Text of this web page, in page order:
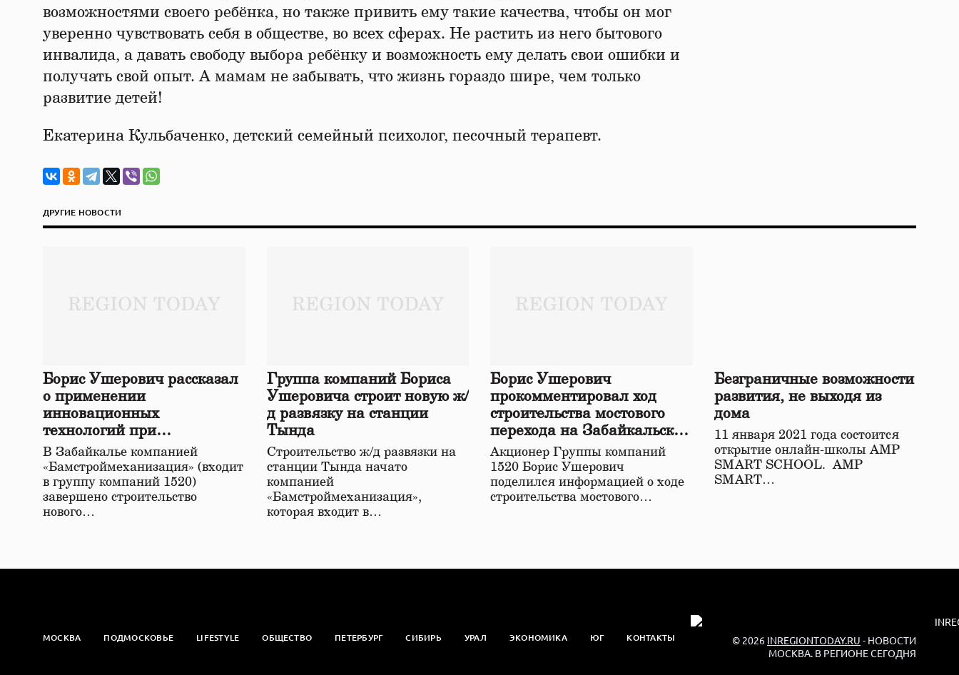
возможностями своего ребёнка, но также привить ему такие качества, чтобы он мог
уверенно чувствовать себя в обществе, во всех сферах. Не растить из него бытового
инвалида, а давать свободу выбора ребёнку и возможность ему делать свои ошибки и
получать свой опыт. А мамам не забывать, что жизнь гораздо шире, чем только
развитие детей!
Екатерина Кульбаченко, детский семейный психолог, песочный терапевт.
ДРУГИЕ НОВОСТИ
Борис Ушерович рассказал
о применении
инновационных
технологий при
строительстве нового моста
в Забайкалье
В Забайкалье компанией
«Бамстроймеханизация» (входит
в группу компаний 1520)
завершено строительство
нового…
Группа компаний Бориса
Ушеровича строит новую ж/
д развязку на станции
Тында
Строительство ж/д развязки на
станции Тында начато
компанией
«Бамстроймеханизация»,
которая входит в…
Борис Ушерович
прокомментировал ход
строительства мостового
перехода на Забайкальской
железной дороге
Акционер Группы компаний
1520 Борис Ушерович
поделился информацией о ходе
строительства мостового…
Безграничные возможности
развития, не выходя из
дома
11 января 2021 года состоится
открытие онлайн-школы АМР
SMART SCHOOL. АМР
SMART…
МОСКВА ПОДМОСКОВЬЕ LIFESTYLE ОБЩЕСТВО ПЕТЕРБУРГ СИБИРЬ УРАЛ ЭКОНОМИКА ЮГ КОНТАКТЫ © 2026 INREGIONTODAY.RU - НОВОСТИ
МОСКВА. В РЕГИОНЕ СЕГОДНЯ